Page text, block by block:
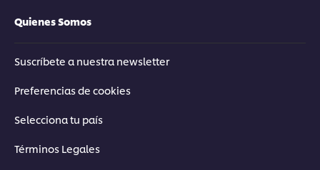
Quienes Somos
Suscríbete a nuestra newsletter
Preferencias de cookies
Selecciona tu país
Términos Legales